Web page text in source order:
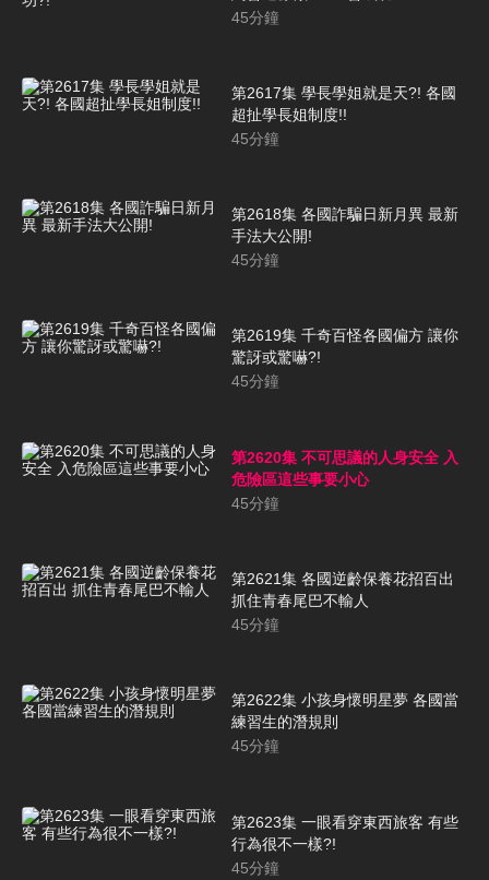
45分鐘
第2617集 學長學姐就是天?! 各國
超扯學長姐制度!!
45分鐘
第2618集 各國詐騙日新月異 最新
手法大公開!
45分鐘
第2619集 千奇百怪各國偏方 讓你
驚訝或驚嚇?!
45分鐘
第2620集 不可思議的人身安全 入
危險區這些事要小心
45分鐘
第2621集 各國逆齡保養花招百出
抓住青春尾巴不輸人
45分鐘
第2622集 小孩身懷明星夢 各國當
練習生的潛規則
45分鐘
第2623集 一眼看穿東西旅客 有些
行為很不一樣?!
45分鐘